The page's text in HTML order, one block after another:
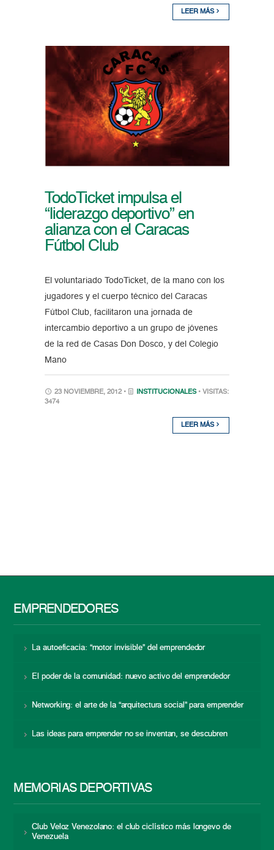
LEER MÁS
TodoTicket impulsa el
“liderazgo deportivo” en
alianza con el Caracas
Fútbol Club
El voluntariado TodoTicket, de la mano con los
jugadores y el cuerpo técnico del Caracas
Fútbol Club, facilitaron una jornada de
intercambio deportivo a un grupo de jóvenes
de la red de Casas Don Dosco, y del Colegio
Mano
23 NOVIEMBRE, 2012 • INSTITUCIONALES • VISITAS:
3474
LEER MÁS
EMPRENDEDORES
La autoeficacia: “motor invisible” del emprendedor
El poder de la comunidad: nuevo activo del emprendedor
Networking: el arte de la “arquitectura social” para emprender
Las ideas para emprender no se inventan, se descubren
MEMORIAS DEPORTIVAS
Club Veloz Venezolano: el club ciclístico más longevo de
Venezuela